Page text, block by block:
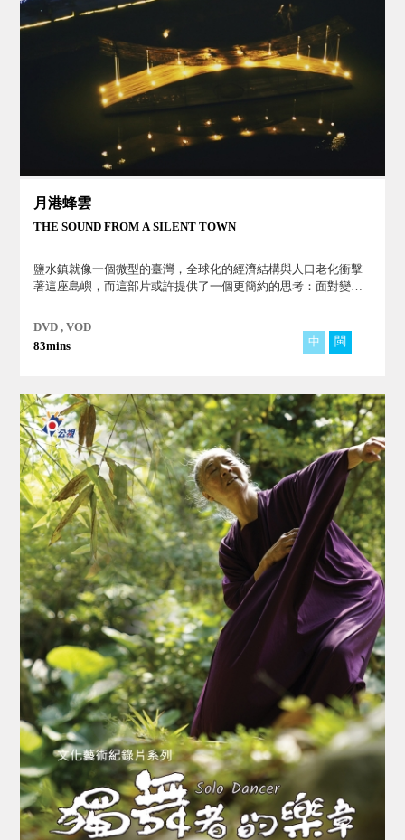
月港蜂雲
THE SOUND FROM A SILENT TOWN
鹽水鎮就像一個微型的臺灣，全球化的經濟結構與人口老化衝擊
著這座島嶼，而這部片或許提供了一個更簡約的思考：面對變遷
DVD , VOD
83mins
中 閩